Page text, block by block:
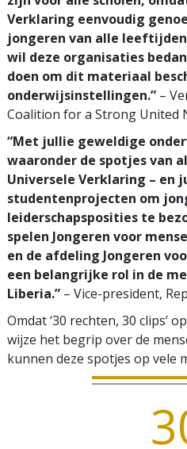
Verklaring eenvoudig
jongeren van alle
wil deze organisaties
doen om dit materiaal
onderwijsinstellingen.” –
Coalition for a Strong United
“Met jullie geweldige
waaronder de spotjes van
Universele Verklaring – en
studentenprojecten om
leiderschapsposities te
spelen Jongeren voor
en de afdeling Jongeren
een belangrijke rol in de
Liberia.” – Vice-president,
Omdat ‘30 rechten, 30 clips’
wijze het begrip over de
kunnen deze spotjes op vele